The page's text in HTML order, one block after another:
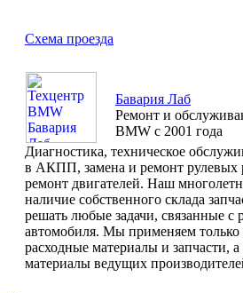
Схема проезда
Бавария Лаб
Ремонт и
BMW с 2001 года
Диагностика, техническое
в АКПП, замена и ремонт рулевых
ремонт двигателей. Наш
наличие собственного склада
решать любые задачи, связанные
автомобиля. Мы применяем только
расходные материалы и запчасти,
материалы ведущих